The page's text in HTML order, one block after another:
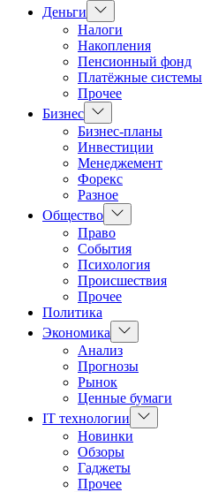
Деньги
Показать
подменю
Налоги
Накопления
Пенсионный фонд
Платёжные системы
Прочее
Бизнес Показать
подменю
Бизнес-планы
Инвестиции
Менеджемент
Форекс
Разное
Общество Показать
подменю
Право
События
Психология
Происшествия
Прочее
Политика
Экономика
Показать
подменю
Анализ
Прогнозы
Рынок
Ценные бумаги
IT технологии
Показать
подменю
Новинки
Обзоры
Гаджеты
Прочее